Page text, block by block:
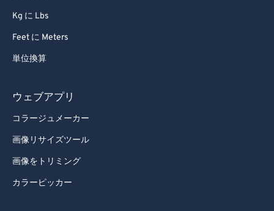
Kg に Lbs
Feet に Meters
単位換算
ウェブアプリ
コラージュメーカー
画像リサイズツール
画像をトリミング
カラーピッカー